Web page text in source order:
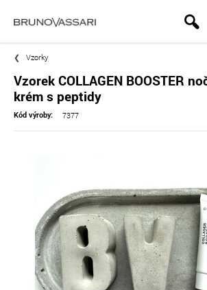
Vzorky
Vzorek COLLAGEN BOOSTER
krém s peptidy
Kód výroby: 7377